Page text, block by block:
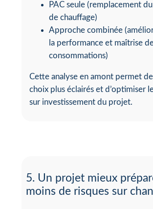
PAC seule (remplacement
de chauffage)
Approche combinée
la performance et maîtrise
consommations)
Cette analyse en amont permet
choix plus éclairés et d’optimiser
sur investissement du projet.
5. Un projet mieux
moins de risques sur